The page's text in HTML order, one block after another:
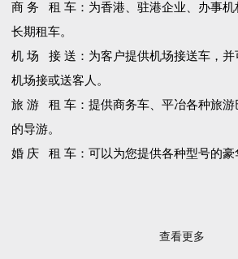
商 务 租 车：为香港、驻港企业、办事机
长期租车。
机 场 接 送：为客户提供机场接送车，并
机场接或送客人。
旅 游 租 车：提供商务车、平冶各种旅游
的导游。
婚 庆 租 车：可以为您提供各种型号的豪
查看更多